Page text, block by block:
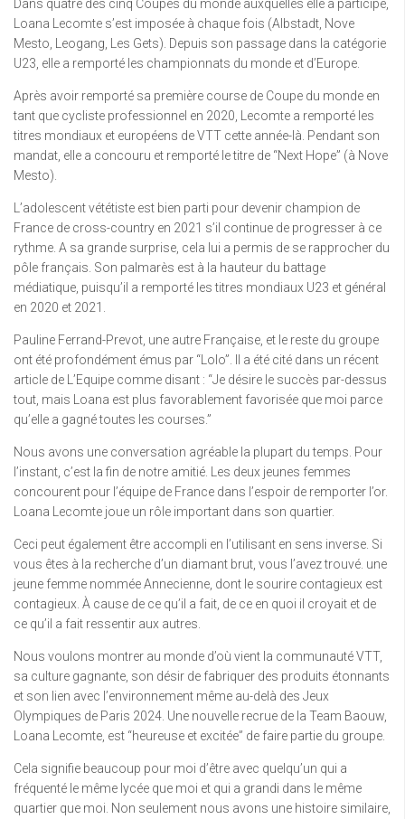
Dans quatre des cinq Coupes du monde auxquelles elle a participé,
Loana Lecomte s’est imposée à chaque fois (Albstadt, Nove
Mesto, Leogang, Les Gets). Depuis son passage dans la catégorie
U23, elle a remporté les championnats du monde et d’Europe.
Après avoir remporté sa première course de Coupe du monde en
tant que cycliste professionnel en 2020, Lecomte a remporté les
titres mondiaux et européens de VTT cette année-là. Pendant son
mandat, elle a concouru et remporté le titre de “Next Hope” (à Nove
Mesto).
L’adolescent vététiste est bien parti pour devenir champion de
France de cross-country en 2021 s’il continue de progresser à ce
rythme. A sa grande surprise, cela lui a permis de se rapprocher du
pôle français. Son palmarès est à la hauteur du battage
médiatique, puisqu’il a remporté les titres mondiaux U23 et général
en 2020 et 2021.
Pauline Ferrand-Prevot, une autre Française, et le reste du groupe
ont été profondément émus par “Lolo”. Il a été cité dans un récent
article de L’Equipe comme disant : “Je désire le succès par-dessus
tout, mais Loana est plus favorablement favorisée que moi parce
qu’elle a gagné toutes les courses.”
Nous avons une conversation agréable la plupart du temps. Pour
l’instant, c’est la fin de notre amitié. Les deux jeunes femmes
concourent pour l’équipe de France dans l’espoir de remporter l’or.
Loana Lecomte joue un rôle important dans son quartier.
Ceci peut également être accompli en l’utilisant en sens inverse. Si
vous êtes à la recherche d’un diamant brut, vous l’avez trouvé. une
jeune femme nommée Annecienne, dont le sourire contagieux est
contagieux. À cause de ce qu’il a fait, de ce en quoi il croyait et de
ce qu’il a fait ressentir aux autres.
Nous voulons montrer au monde d’où vient la communauté VTT,
sa culture gagnante, son désir de fabriquer des produits étonnants
et son lien avec l’environnement même au-delà des Jeux
Olympiques de Paris 2024. Une nouvelle recrue de la Team Baouw,
Loana Lecomte, est “heureuse et excitée” de faire partie du groupe.
Cela signifie beaucoup pour moi d’être avec quelqu’un qui a
fréquenté le même lycée que moi et qui a grandi dans le même
quartier que moi. Non seulement nous avons une histoire similaire,